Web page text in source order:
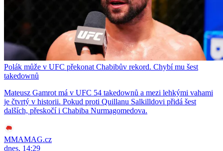
Polák může v UFC překonat Chabibův rekord. Chybí mu šest
takedownů
Mateusz Gamrot má v UFC 54 takedownů a mezi lehkými vahami
je čtvrtý v historii. Pokud proti Quillanu Salkilldovi přidá šest
dalších, přeskočí i Chabiba Nurmagomedova.
MMAMAG.cz
dnes, 14:29